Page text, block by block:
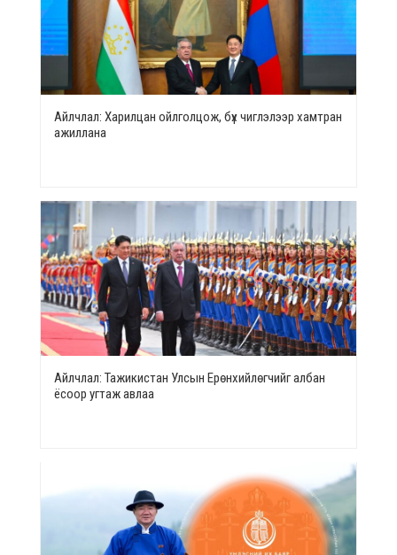
Айлчлал: Харилцан ойлголцож, бүх чиглэлээр хамтран
ажиллана
Айлчлал: Тажикистан Улсын Ерөнхийлөгчийг албан
ёсоор угтаж авлаа